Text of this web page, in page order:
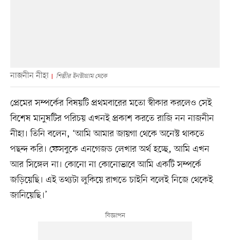
নাজনীন নীহা শিল্পীর ইনস্টাগ্রাম থেকে
প্রেমের সম্পর্কের বিষয়টি প্রথমবারের মতো স্বীকার করলেও সেই
বিশেষ মানুষটির পরিচয় এখনই প্রকাশ করতে রাজি নন নাজনীন
নীহা। তিনি বলেন, ‘আমি আমার জায়গা থেকে অনেস্ট থাকতে
পছন্দ করি। ফেসবুকে এনগেজড লেখার অর্থ হচ্ছে, আমি এখন
আর সিঙ্গেল না। কোনো না কোনোভাবে আমি একটি সম্পর্কে
জড়িয়েছি। এই তথ্যটা লুকিয়ে রাখতে চাইনি বলেই নিজে থেকেই
জানিয়েছি।’